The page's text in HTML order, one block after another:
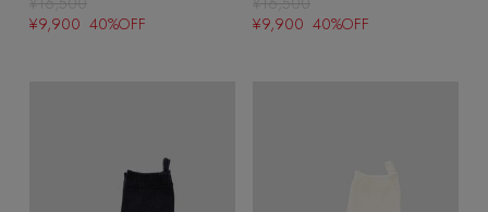
¥9,900 40%OFF
¥9,900 40%OFF